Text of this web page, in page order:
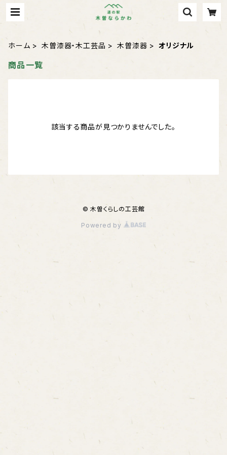
ホーム 木曽漆器・木工芸品 木曽漆器 オリジナル
商品一覧
該当する商品が見つかりませんでした。
© 木曽くらしの工芸館
Powered by